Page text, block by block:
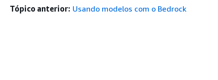
Tópico anterior: Usando modelos com o Bedrock